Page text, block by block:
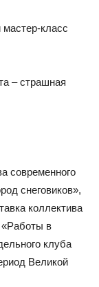
мастер-класс
– страшная
современного
снеговиков»,
коллектива
«Работы в
клуба
Великой